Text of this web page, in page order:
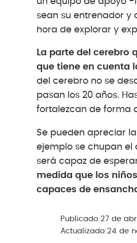
sean su entrenador y
hora de explorar y
La parte del cerebro
que tiene en cuenta
del cerebro no se
pasan los 20 años.
fortalezcan de forma
Se pueden apreciar
ejemplo se chupan el
será capaz de
medida que los
capaces de
Publicado:27 de
Actualizado:24 de